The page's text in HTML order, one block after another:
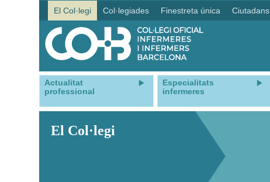
El Col·legi Col·legiades Finestreta única Ciutadans
Actualitat
professional
Especialitats
infermeres
El Col·legi